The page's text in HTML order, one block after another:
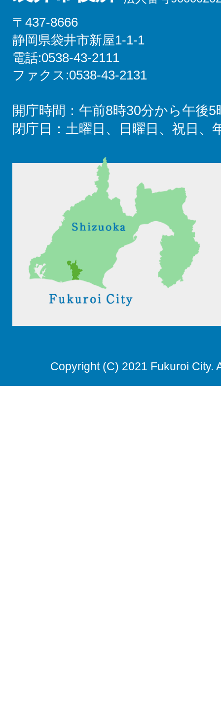
〒437-8666
静岡県袋井市新屋1-1-1
電話:0538-43-2111
ファクス:0538-43-2131
開庁時間：午前8時30分から午後5
閉庁日：土曜日、日曜日、祝日、
Copyright (C) 2021 Fukuroi City.